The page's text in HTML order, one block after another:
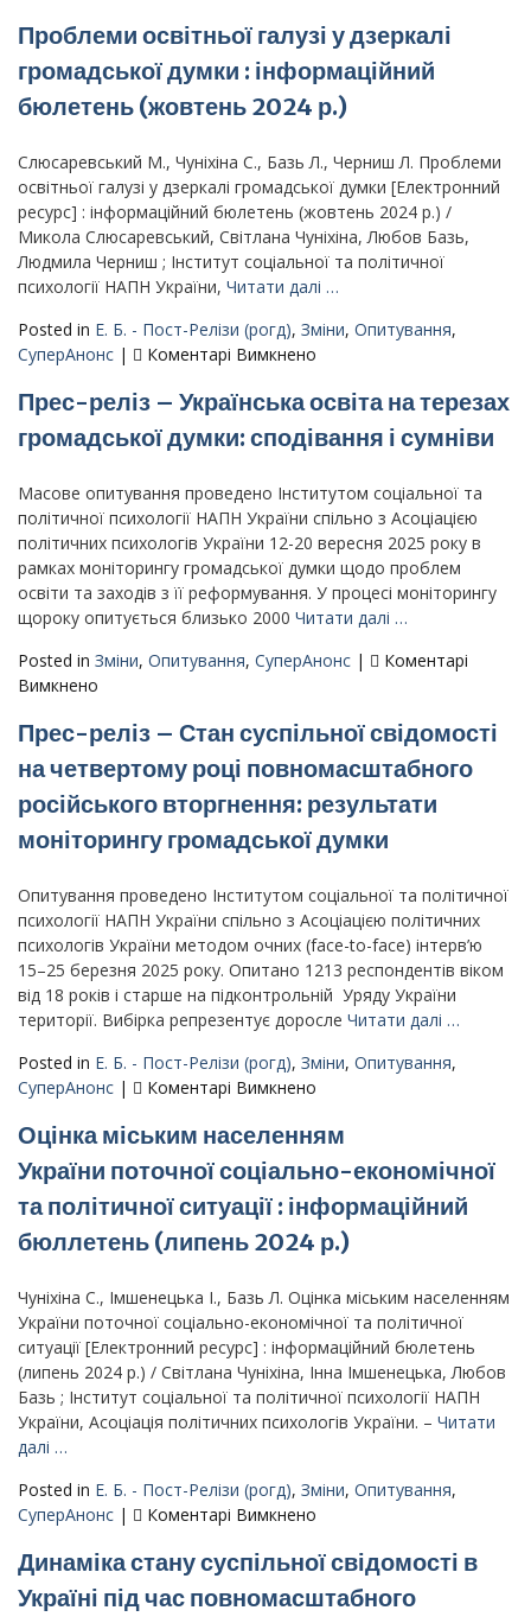
освітньої
у
дзеркалі
думки.
Вересень
2025
:
інформаційний
бюлетень
Проблеми освітньої галузі у дзеркалі
громадської думки : інформаційний
бюлетень (жовтень 2024 р.)
Слюсаревський М., Чуніхіна С., Базь Л., Черниш Л. Проблеми
освітньої галузі у дзеркалі громадської думки [Електронний
ресурс] : інформаційний бюлетень (жовтень 2024 р.) /
Микола Слюсаревський, Світлана Чуніхіна, Любов Базь,
Людмила Черниш ; Інститут соціальної та політичної
психології НАПН України, Читати далі …
Posted in Е. Б. - Пост-Релізи (рогд), Зміни, Опитування,
СуперАнонс | Коментарі Вимкнено
освітньої
у
громадської
думки
:
інформаційний
бюлетень
(жовтень
Прес-реліз – Українська освіта на терезах
громадської думки: сподівання і сумніви
Масове опитування проведено Інститутом соціальної та
політичної психології НАПН України спільно з Асоціацією
політичних психологів України 12-20 вересня 2025 року в
рамках моніторингу громадської думки щодо проблем
освіти та заходів з її реформування. У процесі моніторингу
щороку опитується близько 2000 Читати далі …
Posted in Зміни, Опитування, СуперАнонс |
Коментарі
Вимкнено
реліз
Українська
освіта
на
терезах
думки:
сподівання
і
сумніви
Прес-реліз – Стан суспільної свідомості
на четвертому році повномасштабного
російського вторгнення: результати
моніторингу громадської думки
Опитування проведено Інститутом соціальної та політичної
психології НАПН України спільно з Асоціацією політичних
психологів України методом очних (face-to-face) інтерв’ю
15–25 березня 2025 року. Опитано 1213 респондентів віком
від 18 років і старше на підконтрольній Уряду України
території. Вибірка репрезентує доросле Читати далі …
Posted in Е. Б. - Пост-Релізи (рогд), Зміни, Опитування,
СуперАнонс | Коментарі Вимкнено
реліз
Стан
суспільної
свідомості
на
році
повномасштабного
російського
вторгнення:
результати
моніторингу
думки
Оцінка міським населенням
України поточної соціально-економічної
та політичної ситуації : інформаційний
бюллетень (липень 2024 р.)
Чуніхіна С., Імшенецька І., Базь Л. Оцінка міським населенням
України поточної соціально-економічної та політичної
ситуації [Електронний ресурс] : інформаційний бюлетень
(липень 2024 р.) / Світлана Чуніхіна, Інна Імшенецька, Любов
Базь ; Інститут соціальної та політичної психології НАПН
України, Асоціація політичних психологів України. – Читати
далі …
Posted in Е. Б. - Пост-Релізи (рогд), Зміни, Опитування,
СуперАнонс | Коментарі Вимкнено
міським
населенням
України поточної
Динаміка стану суспільної свідомості в
Україні під час повномасштабного